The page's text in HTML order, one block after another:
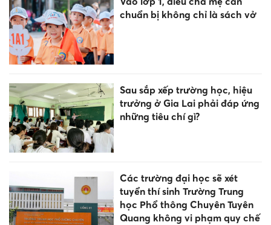
chuẩn bị không chỉ là sách vở
Sau sắp xếp trường học, hiệu
trưởng ở Gia Lai phải đáp ứng
những tiêu chí gì?
Các trường đại học sẽ xét
tuyển thí sinh Trường Trung
học Phổ thông Chuyên Tuyên
Quang không vi phạm quy chế